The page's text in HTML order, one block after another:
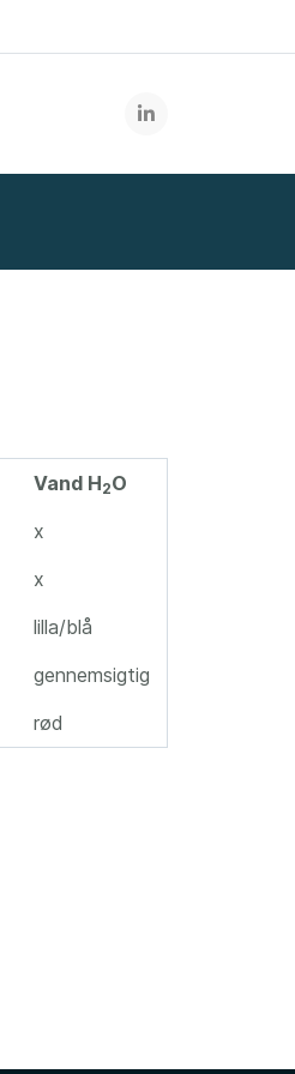
Vand H2O
x
x
lilla/blå
gennemsigtig
rød